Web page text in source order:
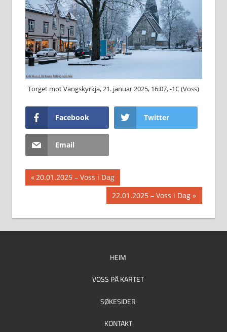
Torget mot Vangskyrkja, 21. januar 2025, 16:07, -1C (Voss)
Facebook Twitter
Email
Innleggsnavigasjon
Previous
20.01.2025 – Voss i Dag
Next
Post:
22.01.2025 – Voss i Dag
HEIM
VOSS PÅ KARTET
SØKESIDER
KONTAKT